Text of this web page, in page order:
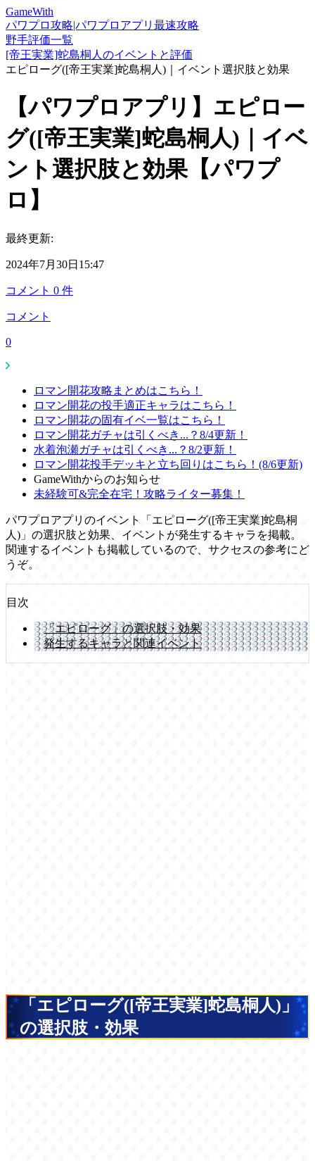
GameWith
パワプロ攻略|パワプロアプリ最速攻略
野手評価一覧
[帝王実業]蛇島桐人のイベントと評価
エピローグ([帝王実業]蛇島桐人)｜イベント選択肢と効果
【パワプロアプリ】エピロー
グ([帝王実業]蛇島桐人)｜イベ
ント選択肢と効果【パワプ
ロ】
最終更新:
2024年7月30日15:47
コメント 0 件
コメント
0
ロマン開花攻略まとめはこちら！
ロマン開花の投手適正キャラはこちら！
ロマン開花の固有イベ一覧はこちら！
ロマン開花ガチャは引くべき...？8/4更新！
水着泡瀬ガチャは引くべき...？8/2更新！
ロマン開花投手デッキと立ち回りはこちら！(8/6更新)
GameWithからのお知らせ
未経験可&完全在宅！攻略ライター募集！
パワプロアプリのイベント「エピローグ([帝王実業]蛇島桐
人)」の選択肢と効果、イベントが発生するキャラを掲載。
関連するイベントも掲載しているので、サクセスの参考にど
うぞ。
目次
「エピローグ」の選択肢・効果
発生するキャラと関連イベント
「エピローグ([帝王実業]蛇島桐人)」
の選択肢・効果